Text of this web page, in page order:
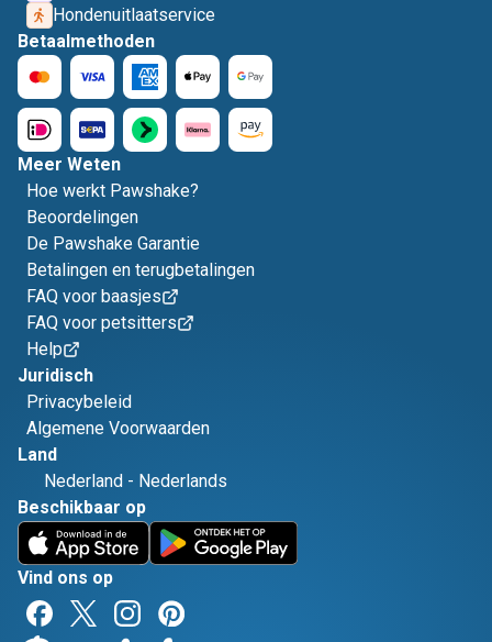
Hondenuitlaatservice
Betaalmethoden
Meer Weten
Hoe werkt Pawshake?
Beoordelingen
De Pawshake Garantie
Betalingen en terugbetalingen
FAQ voor baasjes
FAQ voor petsitters
Help
Juridisch
Privacybeleid
Algemene Voorwaarden
Land
Nederland - Nederlands
Beschikbaar op
Vind ons op